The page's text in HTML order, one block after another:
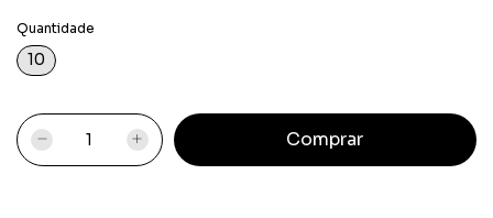
Quantidade
10